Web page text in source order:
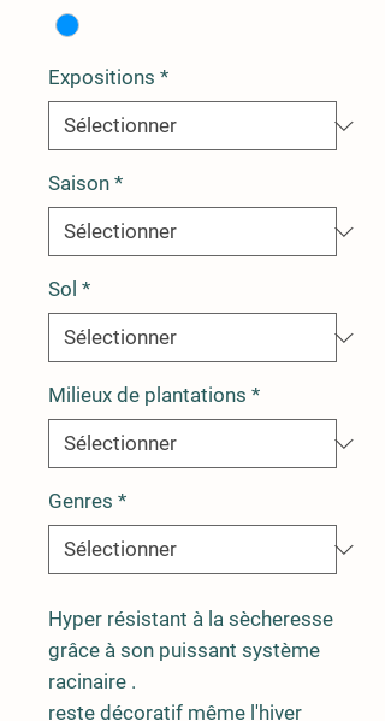
Expositions *
Saison *
Sol *
Milieux de plantations *
Genres *
Hyper résistant à la sècheresse
grâce à son puissant système
racinaire .
reste décoratif même l'hiver